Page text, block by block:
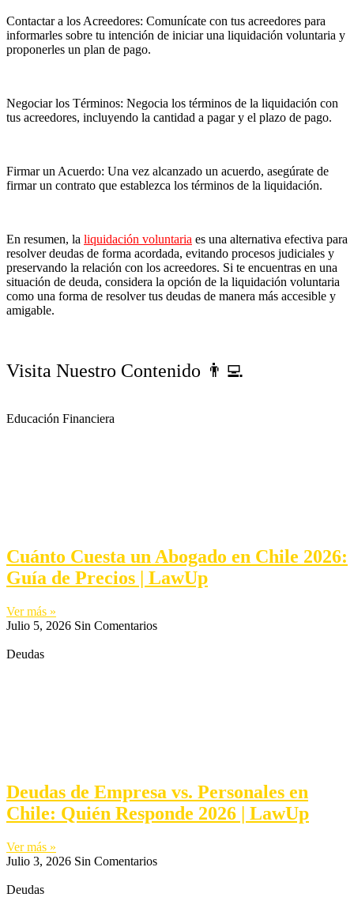
Contactar a los Acreedores: Comunícate con tus acreedores para
informarles sobre tu intención de iniciar una liquidación voluntaria y
proponerles un plan de pago.
Negociar los Términos: Negocia los términos de la liquidación con
tus acreedores, incluyendo la cantidad a pagar y el plazo de pago.
Firmar un Acuerdo: Una vez alcanzado un acuerdo, asegúrate de
firmar un contrato que establezca los términos de la liquidación.
En resumen, la liquidación voluntaria es una alternativa efectiva para
resolver deudas de forma acordada, evitando procesos judiciales y
preservando la relación con los acreedores. Si te encuentras en una
situación de deuda, considera la opción de la liquidación voluntaria
como una forma de resolver tus deudas de manera más accesible y
amigable.
Visita Nuestro Contenido 👨‍💻
Educación Financiera
Cuánto Cuesta un Abogado en Chile 2026:
Guía de Precios | LawUp
Ver más »
Julio 5, 2026 Sin Comentarios
Deudas
Deudas de Empresa vs. Personales en
Chile: Quién Responde 2026 | LawUp
Ver más »
Julio 3, 2026 Sin Comentarios
Deudas